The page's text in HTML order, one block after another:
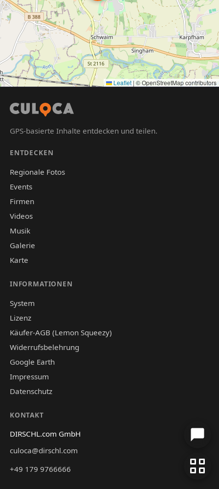
Leaflet | © OpenStreetMap contributors
GPS-basierte Inhalte entdecken und teilen.
ENTDECKEN
Regionale Fotos
Events
Firmen
Videos
Musik
Galerie
Karte
INFORMATIONEN
System
Lizenz
Käufer-AGB (Lemon Squeezy)
Widerrufsbelehrung
Google Earth
Impressum
Datenschutz
KONTAKT
DIRSCHL.com GmbH
culoca@dirschl.com
+49 179 9766666